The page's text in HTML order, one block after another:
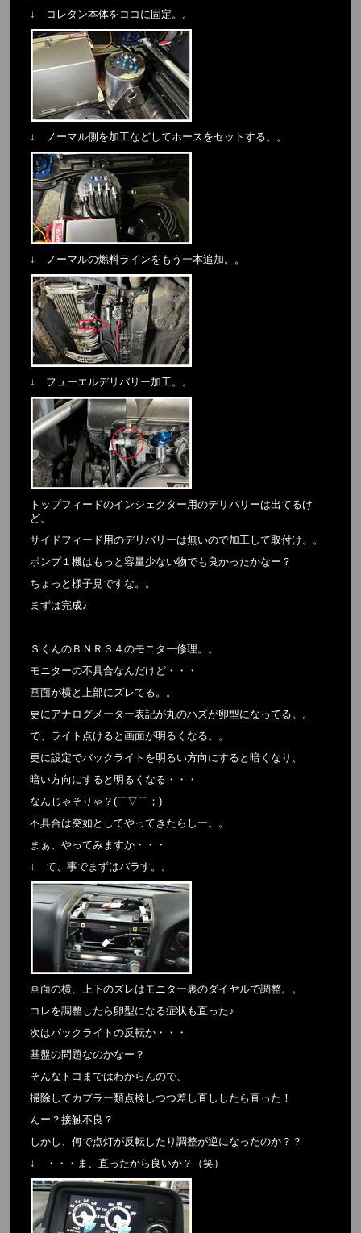
↓ コレタン本体をココに固定。。
↓ ノーマル側を加工などしてホースをセットする。。
↓ ノーマルの燃料ラインをもう一本追加。。
↓ フューエルデリバリー加工。。
トップフィードのインジェクター用のデリバリーは出てるけ
ど、
サイドフィード用のデリバリーは無いので加工して取付け。。
ポンプ１機はもっと容量少ない物でも良かったかなー？
ちょっと様子見ですな。。
まずは完成♪
ＳくんのＢＮＲ３４のモニター修理。。
モニターの不具合なんだけど・・・
画面が横と上部にズレてる。。
更にアナログメーター表記が丸のハズが卵型になってる。。
で、ライト点けると画面が明るくなる。。
更に設定でバックライトを明るい方向にすると暗くなり、
暗い方向にすると明るくなる・・・
なんじゃそりゃ？(￣▽￣；)
不具合は突如としてやってきたらしー。。
まぁ、やってみますか・・・
↓ て、事でまずはバラす。。
画面の横、上下のズレはモニター裏のダイヤルで調整。。
コレを調整したら卵型になる症状も直った♪
次はバックライトの反転か・・・
基盤の問題なのかなー？
そんなトコまではわからんので、
掃除してカプラー類点検しつつ差し直ししたら直った！
んー？接触不良？
しかし、何で点灯が反転したり調整が逆になったのか？？
↓ ・・・ま、直ったから良いか？（笑）